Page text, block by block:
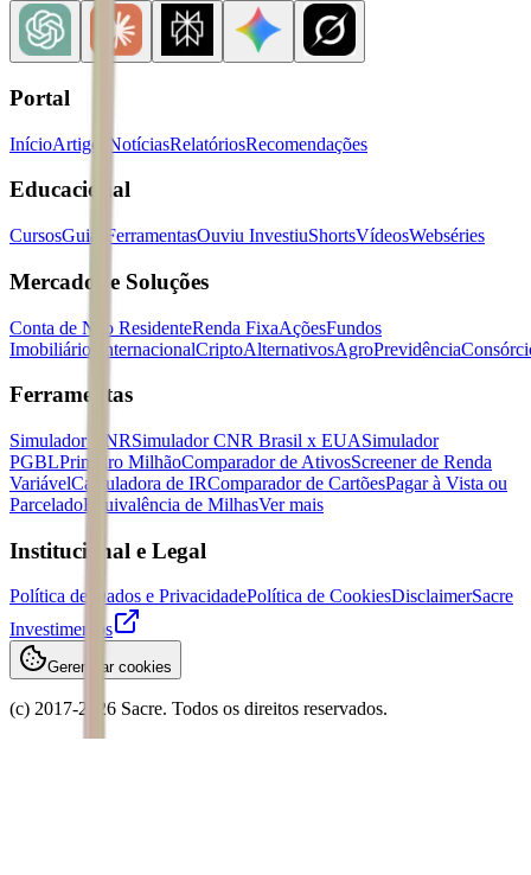
Portal
InícioArtigos NotíciasRelatóriosRecomendações
Educacional
CursosGuias FerramentasOuviu InvestiuShortsVídeosWebséries
Mercados e Soluções
Conta de Não ResidenteRenda FixaAçõesFundos
Imobiliários
InternacionalCriptoAlternativosAgroPrevidência
Ferramentas
Simulador CNRSimulador CNR Brasil x EUASimulador
PGBLPrimeiro MilhãoComparador de AtivosScreener de Renda
VariávelCalculadora de IRComparador de CartõesPagar à Vista ou
ParceladoEquivalência de MilhasVer mais
Institucional e Legal
Política de Dados e PrivacidadePolítica de CookiesDisclaimerSacre
Investimentos
Gerenciar cookies
(c) 2017-2026 Sacre. Todos os direitos reservados.